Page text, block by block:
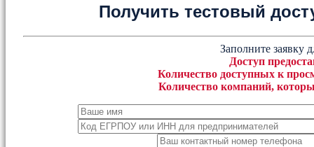
Получить тестовый
Заполните заявку
Доступ
Количество доступных к
Количество компаний,